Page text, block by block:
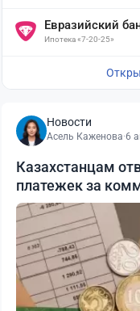
Евразийский
Ипотека «7-20-25»
Новости
Асель Каженова·6
Казахстанцам
платежек за